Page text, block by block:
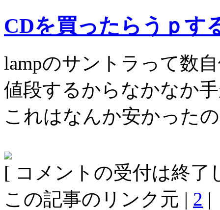
CDを買ったらうｐす
lampのサントラって数
値段するからなかなか
これはなんか安かった
[ コメントの受付は終了
この記事のリンク元 | 2 |